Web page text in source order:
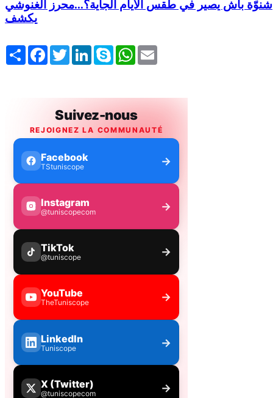
شنوّة باش يصير في طقس الأيام الجاية؟...محرز الغنوشي
يكشف
Share FacebookTwitterLinkedInSkype WhatsApp